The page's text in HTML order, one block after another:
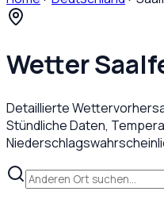
Wetter
Detaillierte
Stündliche Daten,